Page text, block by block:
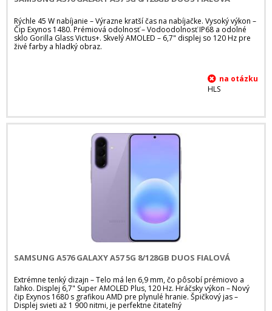
Rýchle 45 W nabíjanie – Výrazne kratší čas na nabíjačke. Vysoký výkon –
Čip Exynos 1480. Prémiová odolnosť – Vodoodolnosť IP68 a odolné
sklo Gorilla Glass Victus+. Skvelý AMOLED – 6,7" displej so 120 Hz pre
živé farby a hladký obraz.
HLS
SAMSUNG A576 GALAXY A57 5G 8/128GB DUOS FIALOVÁ
Extrémne tenký dizajn – Telo má len 6,9 mm, čo pôsobí prémiovo a
ľahko. Displej 6,7" Super AMOLED Plus, 120 Hz. Hráčsky výkon – Nový
čip Exynos 1680 s grafikou AMD pre plynulé hranie. Špičkový jas –
Displej svieti až 1 900 nitmi, je perfektne čitateľný